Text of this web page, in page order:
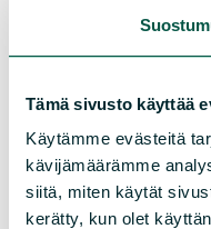
Tämä sivusto käyttää
Käytämme evästeitä
kävijämäärämme
siitä, miten käytät
kerätty, kun olet